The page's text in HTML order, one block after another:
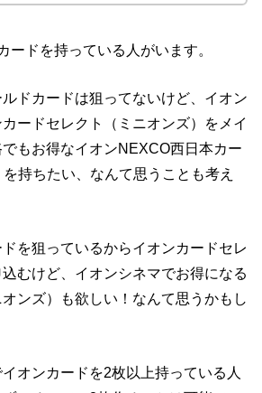
ードを持っている人がいます。
ドカードは狙ってないけど、イオン
ードセレクト（ミニオンズ）をメイ
もお得なイオンNEXCO西日本カー
持ちたい、なんて思うことも考え
を狙っているからイオンカードセレ
むけど、イオンシネマでお得になる
ンズ）も欲しい！なんて思うかもし
オンカードを2枚以上持っている人